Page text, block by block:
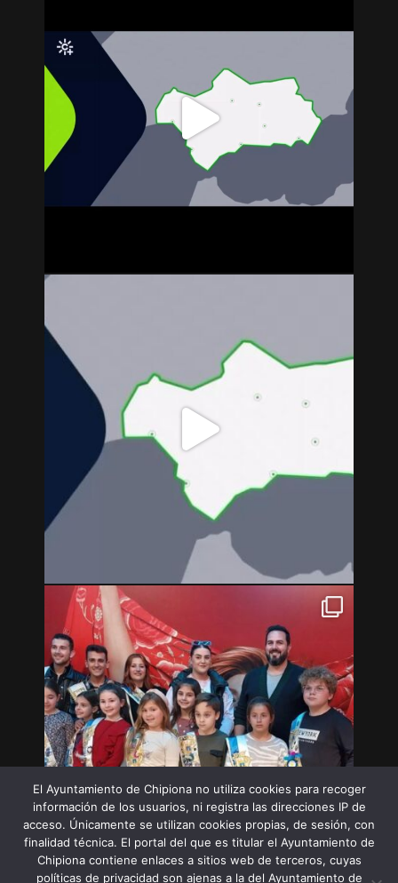
El Ayuntamiento de Chipiona no utiliza cookies para recoger
información de los usuarios, ni registra las direcciones IP de
acceso. Únicamente se utilizan cookies propias, de sesión, con
finalidad técnica. El portal del que es titular el Ayuntamiento de
Chipiona contiene enlaces a sitios web de terceros, cuyas
políticas de privacidad son ajenas a la del Ayuntamiento de